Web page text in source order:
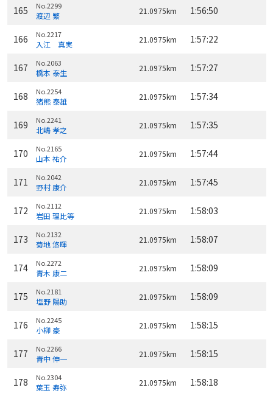
165 No.2299
渡辺 繁 21.0975km 1:56:50
166 No.2217
入江 真実 21.0975km 1:57:22
167 No.2063
橋本 泰生 21.0975km 1:57:27
168 No.2254
猪熊 泰雄 21.0975km 1:57:34
169 No.2241
北嶋 孝之 21.0975km 1:57:35
170 No.2165
山本 祐介 21.0975km 1:57:44
171 No.2042
野村 康介 21.0975km 1:57:45
172 No.2112
岩田 理比等 21.0975km 1:58:03
173 No.2132
菊地 悠暉 21.0975km 1:58:07
174 No.2272
青木 康二 21.0975km 1:58:09
175 No.2181
塩野 陽助 21.0975km 1:58:09
176 No.2245
小柳 豪 21.0975km 1:58:15
177 No.2266
青中 伸一 21.0975km 1:58:15
178 No.2304
葉玉 寿弥 21.0975km 1:58:18